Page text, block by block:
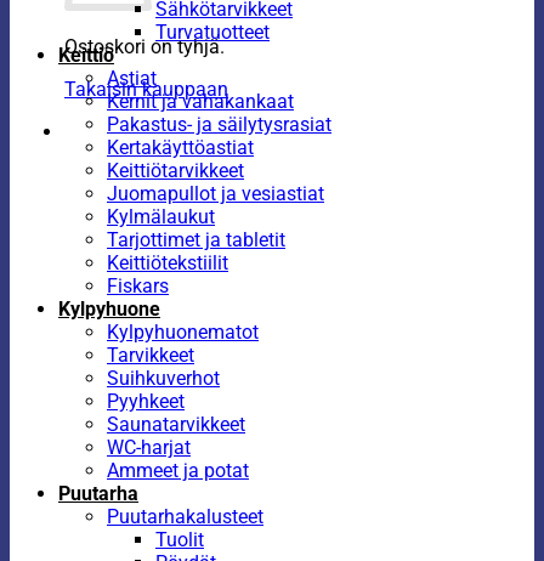
Ostoskori on tyhjä.
Takaisin kauppaan
Sähkötarvikkeet
Turvatuotteet
Keittiö
Astiat
Kernit ja vahakankaat
Pakastus- ja säilytysrasiat
Kertakäyttöastiat
Keittiötarvikkeet
Juomapullot ja vesiastiat
Kylmälaukut
Tarjottimet ja tabletit
Keittiötekstiilit
Fiskars
Kylpyhuone
Kylpyhuonematot
Tarvikkeet
Suihkuverhot
Pyyhkeet
Saunatarvikkeet
WC-harjat
Ammeet ja potat
Puutarha
Puutarhakalusteet
Tuolit